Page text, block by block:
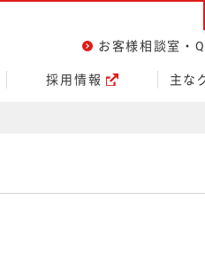
お客様相談室・
採用情報 主な